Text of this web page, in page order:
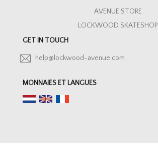
AVENUE STORE
LOCKWOOD SKATESHOP
GET IN TOUCH
help@lockwood-avenue.com
MONNAIES ET LANGUES